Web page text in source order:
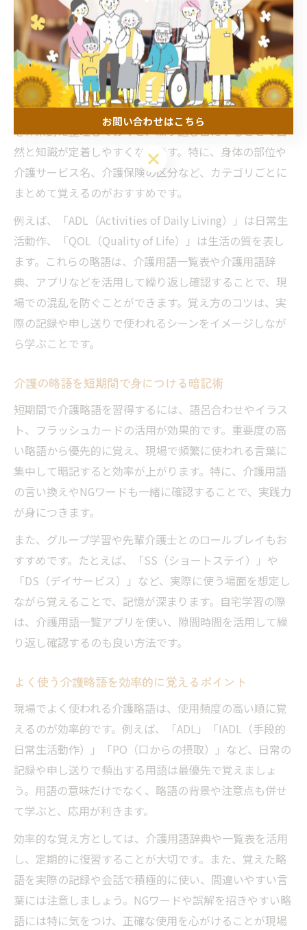
スターする方法
介護略語一覧で覚え方のコツをつかむ方法
介護現場では略語が日常的に使われていますが、その一
覧を活用することで効率的な学習が可能です。略語一覧
を体系的に整理しておくと、繰り返し目にすることで自
然と知識が定着しやすくなります。特に、身体の部位や
介護サービス名、介護保険の区分など、カテゴリごとに
まとめて覚えるのがおすすめです。
例えば、「ADL（Activities of Daily Living）」は日常生
活動作、「QOL（Quality of Life）」は生活の質を表し
ます。これらの略語は、介護用語一覧表や介護用語辞
典、アプリなどを活用して繰り返し確認することで、現
場での混乱を防ぐことができます。覚え方のコツは、実
際の記録や申し送りで使われるシーンをイメージしなが
ら学ぶことです。
介護の略語を短期間で身につける暗記術
短期間で介護略語を習得するには、語呂合わせやイラス
ト、フラッシュカードの活用が効果的です。重要度の高
い略語から優先的に覚え、現場で頻繁に使われる言葉に
集中して暗記すると効率が上がります。特に、介護用語
の言い換えやNGワードも一緒に確認することで、実践力
が身につきます。
また、グループ学習や先輩介護士とのロールプレイもお
すすめです。たとえば、「SS（ショートステイ）」や
「DS（デイサービス）」など、実際に使う場面を想定し
ながら覚えることで、記憶が深まります。自宅学習の際
は、介護用語一覧アプリを使い、隙間時間を活用して繰
り返し確認するのも良い方法です。
よく使う介護略語を効率的に覚えるポイント
現場でよく使われる介護略語は、使用頻度の高い順に覚
えるのが効率的です。例えば、「ADL」「IADL（手段的
日常生活動作）」「PO（口からの摂取）」など、日常の
記録や申し送りで頻出する用語は最優先で覚えましょ
う。用語の意味だけでなく、略語の背景や注意点も併せ
て学ぶと、応用が利きます。
効率的な覚え方としては、介護用語辞典や一覧表を活用
し、定期的に復習することが大切です。また、覚えた略
語を実際の記録や会話で積極的に使い、間違いやすい言
葉には注意しましょう。NGワードや誤解を招きやすい略
語には特に気をつけ、正確な使用を心がけることが現場
お問い合わせはこちら
お問い合わせはこちら